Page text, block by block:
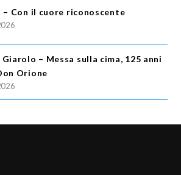
– Con il cuore riconoscente
– Messa sulla cima, 125 anni
Orione